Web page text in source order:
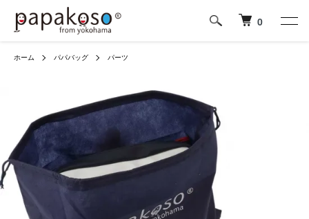
0
ホーム パパバッグ パーツ